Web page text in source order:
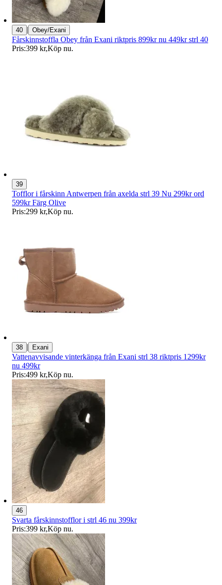
40 | Obey/Exani
Fårskinnstoffla Obey från Exani riktpris 899kr nu 449kr strl 40
Pris:399 kr,Köp nu.
39
Tofflor i fårskinn Antwerpen från axelda strl 39 Nu 299kr ord
599kr Färg Olive
Pris:299 kr,Köp nu.
38 | Exani
Vattenavvisande vinterkänga från Exani strl 38 riktpris 1299kr
nu 499kr
Pris:499 kr,Köp nu.
46
Svarta fårskinnstofflor i strl 46 nu 399kr
Pris:399 kr,Köp nu.